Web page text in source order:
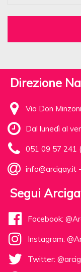
Direzione
Via Don
Dal lunedì al
051 09 57 241
info@arcigay.it -
Segui
Facebook:
Instagram:
Twitter: